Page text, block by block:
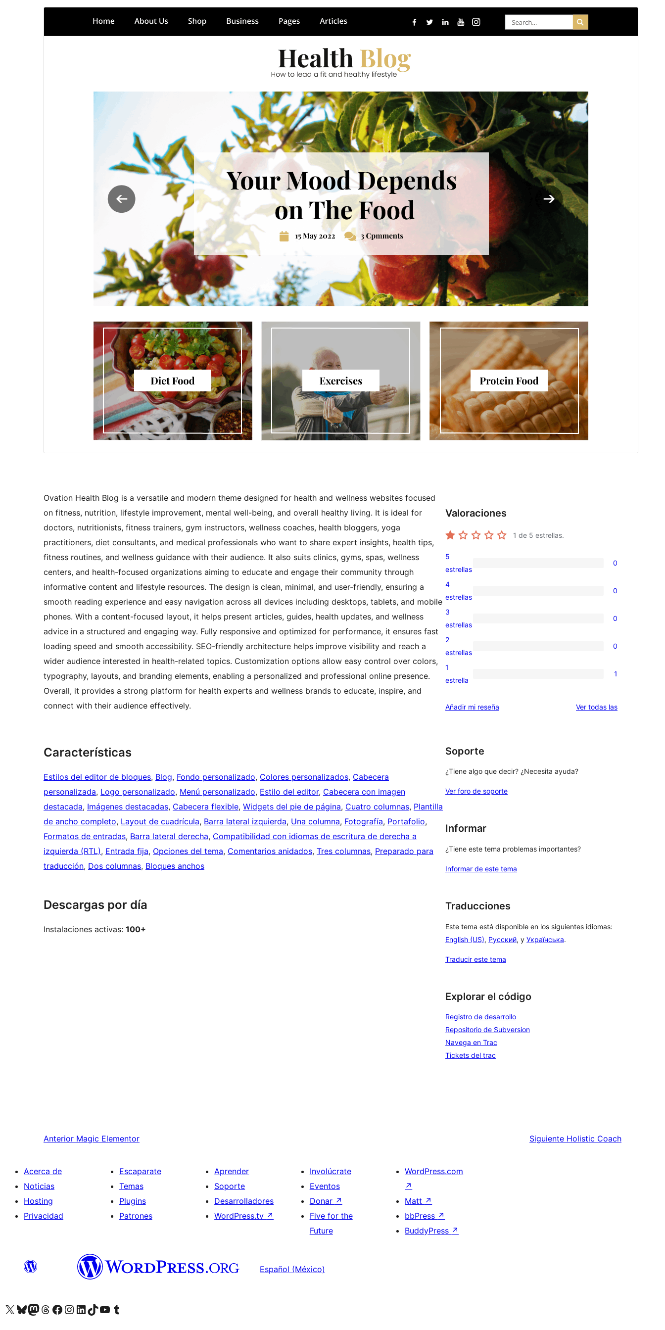
Tema comercial
Este tema es gratuito pero ofrece actualizaciones o
Versión
Última actualización
16 julio, 2026
Instalaciones activas
Versión de WordPress
Versión de PHP
Página de inicio del tema
Ovation Health Blog is a versatile and modern theme designed for health and wellness websites focused
on fitness, nutrition, lifestyle improvement, mental well-being, and overall healthy living. It is ideal for
doctors, nutritionists, fitness trainers, gym instructors, wellness coaches, health bloggers, yoga
practitioners, diet consultants, and medical professionals who want to share expert insights, health tips,
fitness routines, and wellness guidance with their audience. It also suits clinics, gyms, spas, wellness
centers, and health-focused organizations aiming to educate and engage their community through
informative content and lifestyle resources. The design is clean, minimal, and user-friendly, ensuring a
smooth reading experience and easy navigation across all devices including desktops, tablets, and mobile
phones. With a content-focused layout, it helps present articles, guides, health updates, and wellness
advice in a structured and engaging way. Fully responsive and optimized for performance, it ensures fast
loading speed and smooth accessibility. SEO-friendly architecture helps improve visibility and reach a
wider audience interested in health-related topics. Customization options allow easy control over colors,
typography, layouts, and branding elements, enabling a personalized and professional online presence.
Overall, it provides a strong platform for health experts and wellness brands to educate, inspire, and
connect with their audience effectively.
Características
Estilos del editor de bloques, Blog, Fondo personalizado, Colores personalizados, Cabecera
personalizada, Logo personalizado, Menú personalizado, Estilo del editor, Cabecera con imagen
destacada, Imágenes destacadas, Cabecera flexible, Widgets del pie de página, Cuatro columnas, Plantilla
de ancho completo, Layout de cuadrícula, Barra lateral izquierda, Una columna, Fotografía, Portafolio
Formatos de entradas, Barra lateral derecha, Compatibilidad con idiomas de escritura de derecha a
izquierda (RTL), Entrada fija, Opciones del tema, Comentarios anidados, Tres columnas, Preparado para
traducción, Dos columnas, Bloques anchos
Descargas por día
Instalaciones activas: 100+
Valoraciones
1 de 5 estrellas.
0
valoraciones
de
5
estrellas
0
0
valoraciones
de
4
estrellas
0
0
valoraciones
de
3
estrellas
0
0
valoraciones
de
estrellas
2
estrellas
0
1
de
1
estrella
1
Añadir mi reseña Ver todas lasvaloraciones
Soporte
¿Tiene algo que decir? ¿Necesita ayuda?
Ver foro de soporte
Informar
¿Tiene este tema problemas importantes?
Informar de este tema
Traducciones
Este tema está disponible en los siguientes idiomas:
English (US), Русский, y Українська.
Traducir este tema
Explorar el código
Registro de desarrollo
Repositorio de Subversion
Navega en Trac
Tickets del trac
Anterior Magic Elementor Siguiente Holistic Coach
Acerca de
Noticias
Hosting
Privacidad
Escaparate
Temas
Plugins
Patrones
Aprender
Soporte
Desarrolladores
WordPress.tv ↗
Involúcrate
Eventos
Donar ↗
Five for the
Future
WordPress.com
↗
Matt ↗
bbPress ↗
BuddyPress ↗
Español (México)
Visita nuestra cuenta de X (anteriormente Twitter)
Visita nuestra cuenta de Bluesky
Visita nuestra cuenta de Mastodon
Visita nuestra cuenta de Threads
Visita nuestra página de Facebook
Visita nuestra cuenta de Instagram
Visita nuestra cuenta de LinkedIn
Visita nuestra cuenta de TikTok
Visita nuestro canal de YouTube
Visita nuestra cuenta de Tumblr